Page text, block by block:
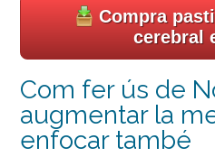
Compra
cerebral
Com fer ús de
augmentar la
enfocar també